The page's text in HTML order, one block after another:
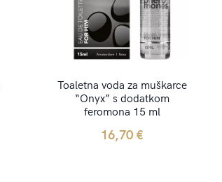
Toaletna voda za muškarce
“Onyx” s dodatkom
feromona 15 ml
16,70€